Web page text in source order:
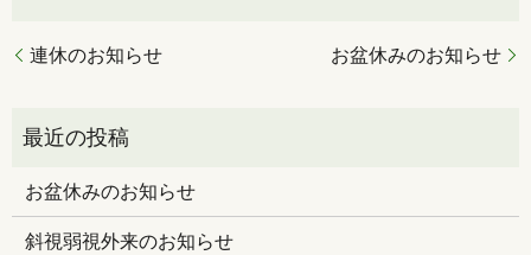
連休のお知らせ お盆休みのお知らせ
お盆休みのお知らせ
斜視弱視外来のお知らせ